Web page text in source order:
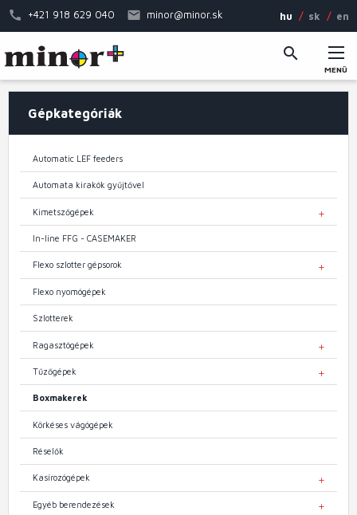
tartalomra
+421 918 629 040 minor@minor.sk hu sk en
navigáció
MENÜ
Gépkategóriák
Automatic LEF feeders
Automata kirakók gyűjtővel
Kimetszőgépek
In-line FFG - CASEMAKER
Flexo szlotter gépsorok
Flexo nyomógépek
Szlotterek
Ragasztógépek
Tűzőgépek
Boxmakerek
Körkéses vágógépek
Réselők
Kasírozógépek
Egyéb berendezések